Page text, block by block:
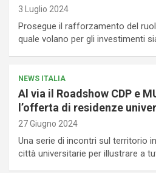
3 Luglio 2024
Prosegue il rafforzamento del
quale volano per gli investimenti
NEWS ITALIA
Al via il Roadshow CDP e
l’offerta di residenze
27 Giugno 2024
Una serie di incontri sul territorio
città universitarie per illustrare a